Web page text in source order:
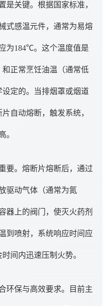
是关键。根据国家标准，
式感温元件，通常为易熔
为184℃。这个温度值是
正常烹饪油温（通常低
定的。当排烟罩或烟道
自动熔断，触发系统，
。
要。熔断片熔断后，通过
驱动气体（通常为氮
器上的阀门，使灭火药剂
到喷射，系统响应时间应
间内迅速压制火势。
环保与高效要求。目前主